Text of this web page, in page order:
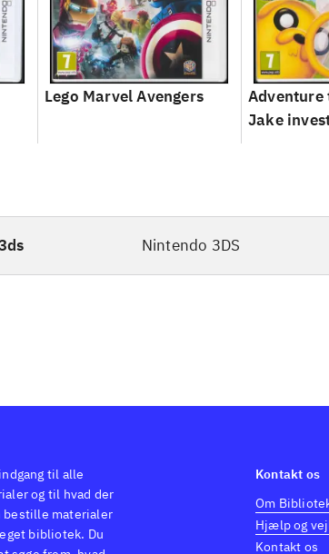
Lego Marvel Avengers
Adventure
Jake
Nintendo 3DS
til alle
og til hvad der
bestille materialer
bibliotek. Du
Kontakt os
Om
Hjælp og
Kontakt os